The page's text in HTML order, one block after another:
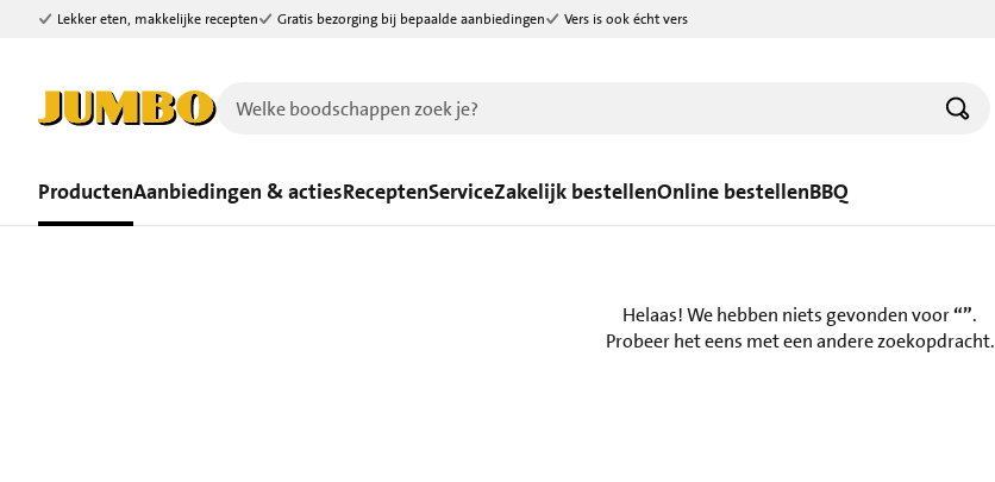
Ga naar zoeken
Ga naar hoofdinhoud
Lekker eten, makkelijke recepten Gratis bezorging bij bepaalde aanbiedingen Vers is ook écht vers
ProductenAanbiedingen & actiesReceptenServiceZakelijk bestellenOnline bestellenBBQ
Helaas! We hebben niets gevonden voor“”.
Probeer het eens met een andere zoekopdracht.